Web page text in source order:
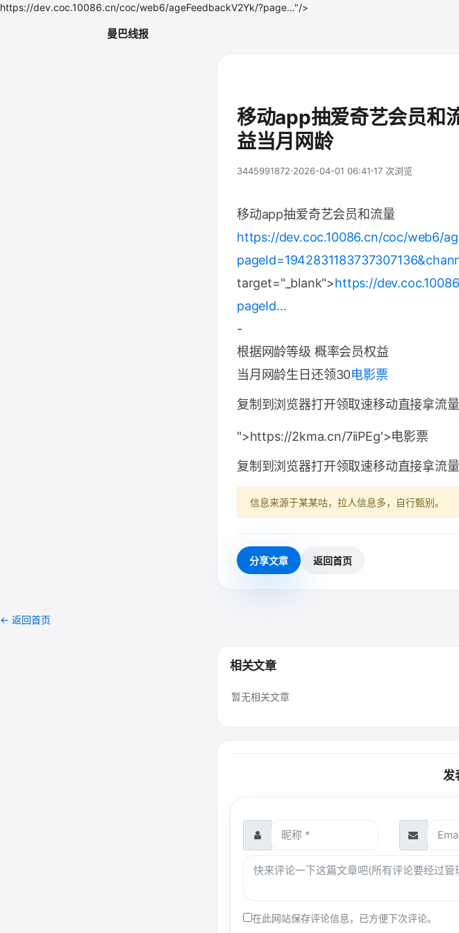
https://dev.coc.10086.cn/coc/web6/ageFeedbackV2Yk/?page…"/>
曼巴线报
移动app抽爱奇艺会员和
益当月网龄
3445991872 2026-04-01 06:41 17 次浏览
移动app抽爱奇艺会员和流量
https://dev.coc.10086.cn/coc/web6/
target="_blank">https://
pageId…
-
根据网龄等级 概率会员权益
当月网龄生日还领30电影票
复制到浏览器打开领取速移动直接拿流量
">https://2kma.cn/7iiPEg'>电影票
复制到浏览器打开领取速移动直接拿流量
信息来源于某某咕，拉人信息多，自行甄别。
分享文章 返回首页
← 返回首页
相关文章
暂无相关文章
发
在此网站保存评论信息，已方便下次评论。